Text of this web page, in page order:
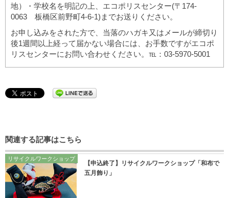
地）・学校名を明記の上、エコポリスセンター(〒174-
0063 板橋区前野町4-6-1)までお送りください。
お申し込みをされた方で、当落のハガキ又はメールが締切り
後1週間以上経って届かない場合には、お手数ですがエコポ
リスセンターにお問い合わせください。℡：03-5970-5001
関連する記事はこちら
リサイクルワークショップ
【申込終了】リサイクルワークショップ「和布で
五月飾り」